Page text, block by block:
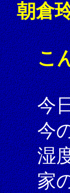
朝倉
こ
今
今
湿
家